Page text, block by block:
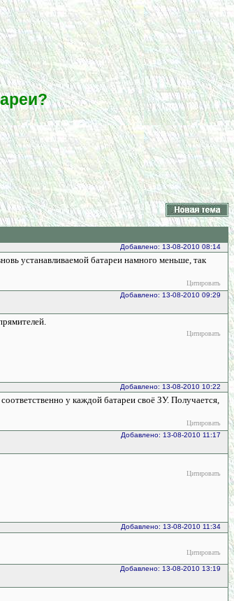
Добавлено: 13-08-2010 08:14
устанавливаемой батареи намного меньше, так
Цитировать
Добавлено: 13-08-2010 09:29
Цитировать
Добавлено: 13-08-2010 10:22
у каждой батареи своё ЗУ. Получается,
Цитировать
Добавлено: 13-08-2010 11:17
Цитировать
Добавлено: 13-08-2010 11:34
Цитировать
Добавлено: 13-08-2010 13:19